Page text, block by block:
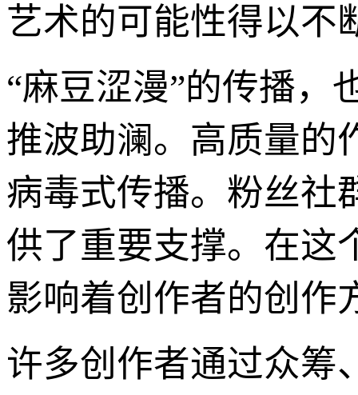
艺术的可能性得以不
“麻豆涩漫”的传播，
推波助澜。高质量的
病毒式传播。粉丝社
供了重要支撑。在这
影响着创作者的创作
许多创作者通过众筹